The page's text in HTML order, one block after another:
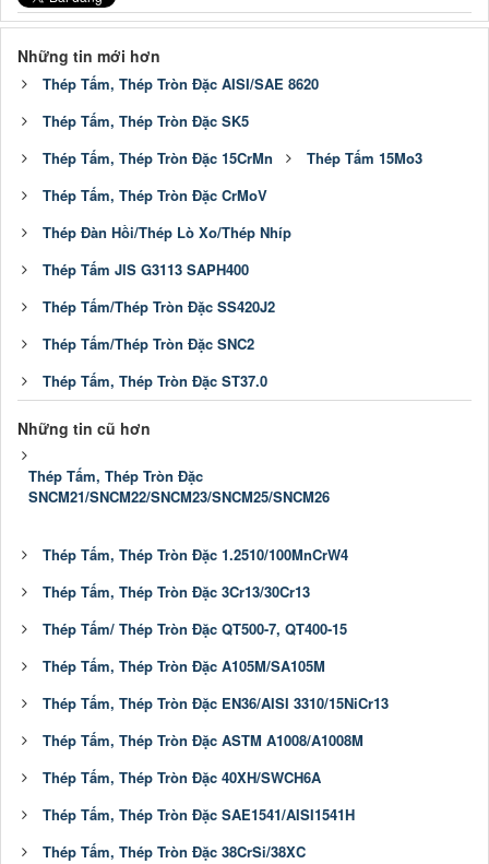
Những tin mới hơn
Thép Tấm, Thép Tròn Đặc AISI/SAE 8620
Thép Tấm, Thép Tròn Đặc SK5
Thép Tấm, Thép Tròn Đặc 15CrMn
Thép Tấm 15Mo3
Thép Tấm, Thép Tròn Đặc CrMoV
Thép Đàn Hồi/Thép Lò Xo/Thép Nhíp
Thép Tấm JIS G3113 SAPH400
Thép Tấm/Thép Tròn Đặc SS420J2
Thép Tấm/Thép Tròn Đặc SNC2
Thép Tấm, Thép Tròn Đặc ST37.0
Những tin cũ hơn
Thép Tấm, Thép Tròn Đặc
SNCM21/SNCM22/SNCM23/SNCM25/SNCM26
Thép Tấm, Thép Tròn Đặc 1.2510/100MnCrW4
Thép Tấm, Thép Tròn Đặc 3Cr13/30Cr13
Thép Tấm/ Thép Tròn Đặc QT500-7, QT400-15
Thép Tấm, Thép Tròn Đặc A105M/SA105M
Thép Tấm, Thép Tròn Đặc EN36/AISI 3310/15NiCr13
Thép Tấm, Thép Tròn Đặc ASTM A1008/A1008M
Thép Tấm, Thép Tròn Đặc 40XH/SWCH6A
Thép Tấm, Thép Tròn Đặc SAE1541/AISI1541H
Thép Tấm, Thép Tròn Đặc 38CrSi/38XC